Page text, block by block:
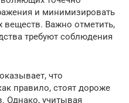
и минимизировать
веществ. Важно отметить,
требуют соблюдения
что
правило, стоят дороже
Однако, учитывая